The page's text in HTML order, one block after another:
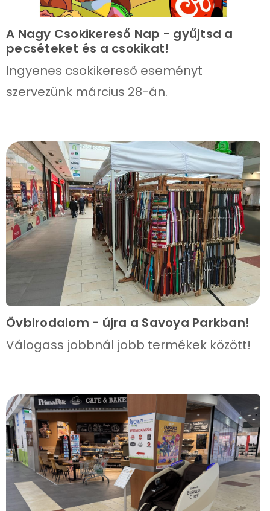
A Nagy Csokikereső Nap - gyűjtsd a
pecséteket és a csokikat!
Ingyenes csokikereső eseményt
szervezünk március 28-án.
Övbirodalom - újra a Savoya Parkban!
Válogass jobbnál jobb termékek között!